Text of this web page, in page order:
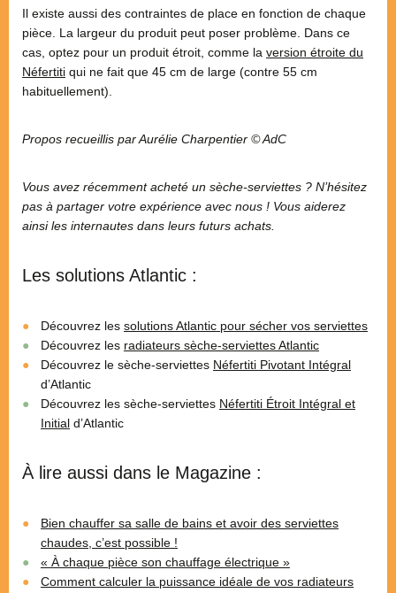
Il existe aussi des contraintes de place en fonction de chaque
pièce. La largeur du produit peut poser problème. Dans ce
cas, optez pour un produit étroit, comme la version étroite du
Néfertiti qui ne fait que 45 cm de large (contre 55 cm
habituellement).
Propos recueillis par Aurélie Charpentier © AdC
Vous avez récemment acheté un sèche-serviettes ? N’hésitez
pas à partager votre expérience avec nous ! Vous aiderez
ainsi les internautes dans leurs futurs achats.
Les solutions Atlantic :
Découvrez les solutions Atlantic pour sécher vos serviettes
Découvrez les radiateurs sèche-serviettes Atlantic
Découvrez le sèche-serviettes Néfertiti Pivotant Intégral
d’Atlantic
Découvrez les sèche-serviettes Néfertiti Étroit Intégral et
Initial d’Atlantic
À lire aussi dans le Magazine :
Bien chauffer sa salle de bains et avoir des serviettes
chaudes, c’est possible !
« À chaque pièce son chauffage électrique »
Comment calculer la puissance idéale de vos radiateurs